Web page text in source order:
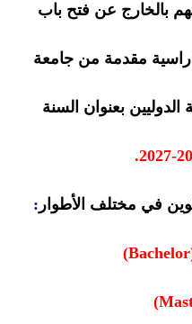
بالخارج عن فتح باب
مقدمة من جامعة
الدوليين بعنوان السنة
في مختلف الأطوار :